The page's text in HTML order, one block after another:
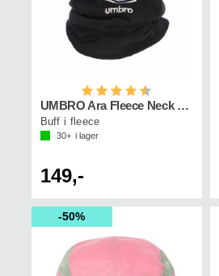
Betyg:
UMBRO Ara Fleece Neck Svart
Buff i fleece
30+ i lager
149,-
50%